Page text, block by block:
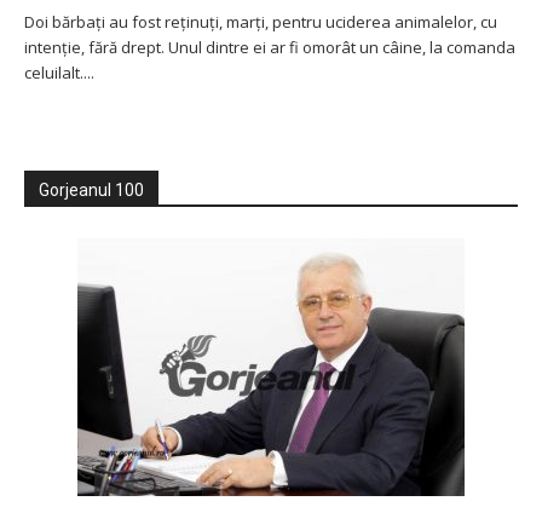
Doi bărbați au fost reținuți, marți, pentru uciderea animalelor, cu
intenție, fără drept. Unul dintre ei ar fi omorât un câine, la comanda
celuilalt....
Gorjeanul 100